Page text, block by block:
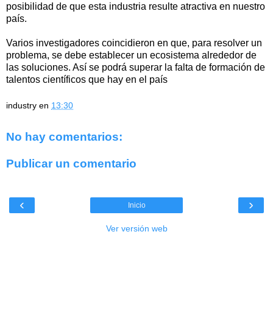
posibilidad de que esta industria resulte atractiva en nuestro
país.
Varios investigadores coincidieron en que, para resolver un
problema, se debe establecer un ecosistema alrededor de
las soluciones. Así se podrá superar la falta de formación de
talentos científicos que hay en el país
industry en 13:30
No hay comentarios:
Publicar un comentario
‹ ›
Inicio
Ver versión web